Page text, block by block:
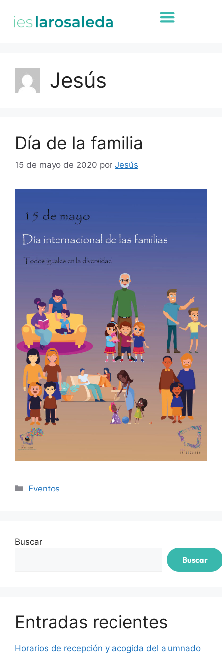
Jesús
Día de la familia
15 de mayo de 2020 por Jesús
Eventos
Buscar
Buscar
Entradas recientes
Horarios de recepción y acogida del alumnado